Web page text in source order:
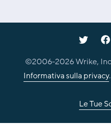
©2006-2026Wrike,
Informativa sulla privacy.
Le Tue